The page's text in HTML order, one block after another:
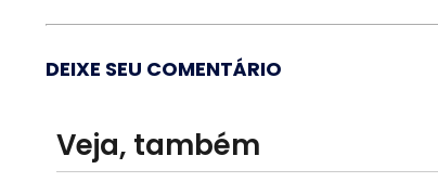
DEIXE SEU COMENTÁRIO
Veja, também